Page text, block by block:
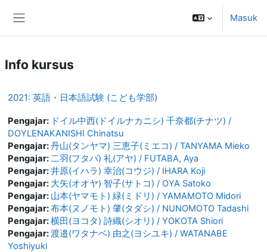
Masuk
Info kursus
2021: 英語・日本語試験 (こども学部)
Pengajar: ドイル中西(ドイルナカニシ) 千奈都(チナツ) /
DOYLENAKANISHI Chinatsu
Pengajar:丹山(タンヤマ) 三恵子(ミエコ) / TANYAMA Mieko
Pengajar:二羽(フタバ) 礼(アヤ) / FUTABA, Aya
Pengajar:井原(イハラ) 幸治(コウジ) / IHARA Koji
Pengajar: 大矢(オオヤ) 智子(サトコ) / OYA Satoko
Pengajar: 山本(ヤマモト) 緑(ミドリ) / YAMAMOTO Midori
Pengajar:布本(ヌノモト) 肇(タダシ) / NUNOMOTO Tadashi
Pengajar:横田(ヨコタ) 詩織(シオリ) / YOKOTA Shiori
Pengajar:渡邉(ワタナベ) 由之(ヨシユキ) / WATANABE
Yoshiyuki